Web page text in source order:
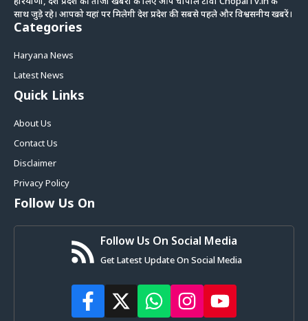
साथ जुड़े रहे। आपको यहां पर मिलेगी देश प्रदेश की सबसे पहले और विश्वसनीय खबरें।
Categories
Haryana News
Latest News
Quick Links
About Us
Contact Us
Disclaimer
Privacy Policy
Follow Us On
Follow Us On Social Media
Get Latest Update On Social Media